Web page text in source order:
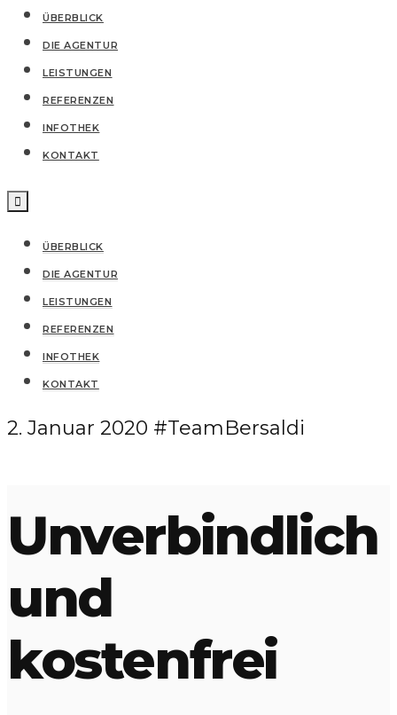
ÜBERBLICK
DIE AGENTUR
LEISTUNGEN
REFERENZEN
IN­FO­THEK
KONTAKT
ÜBERBLICK
DIE AGENTUR
LEISTUNGEN
REFERENZEN
IN­FO­THEK
KONTAKT
2. Januar 2020 #TeamBersaldi
Unverbindlich
und
kostenfrei